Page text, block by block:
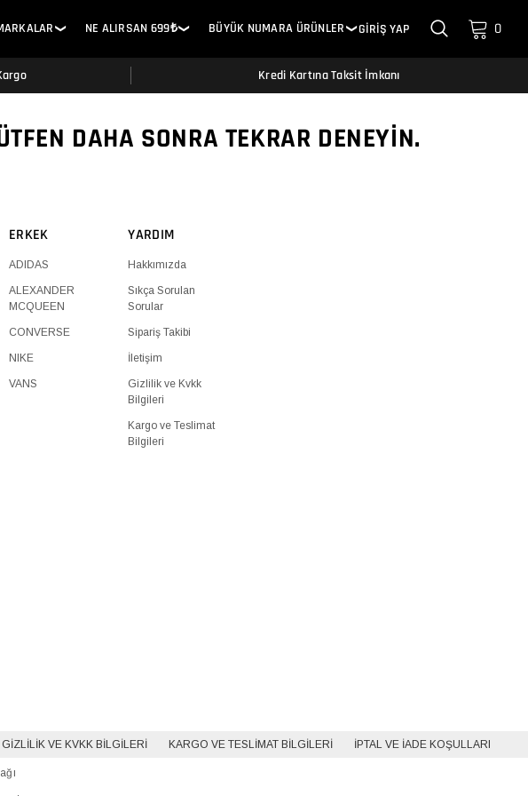
❯ NE ALIRSAN 699₺❯ BÜYÜK NUMARA ÜRÜNLER ❯GİRİŞ YAP 0
Kredi Kartına Taksit İmkanı
DAHA SONRA TEKRAR DENEYIN.
ERKEK
ADIDAS
ALEXANDER
MCQUEEN
CONVERSE
NIKE
VANS
YARDIM
Hakkımızda
Sıkça Sorulan
Sorular
Sipariş Takibi
İletişim
Gizlilik ve Kvkk
Bilgileri
Kargo ve Teslimat
Bilgileri
GIZLILIK VE KVKK BILGILERI KARGO VE TESLIMAT BILGILERI İPTAL VE İADE KOŞULLARI